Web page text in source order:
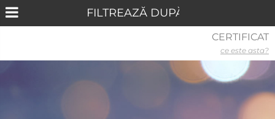
CERTIFICAT
ce este asta?